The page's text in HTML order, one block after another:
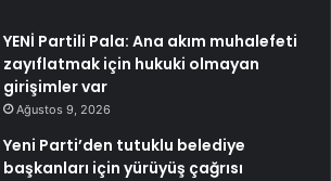
YENİ Partili Pala: Ana akım muhalefeti
zayıflatmak için hukuki olmayan
girişimler var
Ağustos 9, 2026
Yeni Parti’den tutuklu belediye
başkanları için yürüyüş çağrısı